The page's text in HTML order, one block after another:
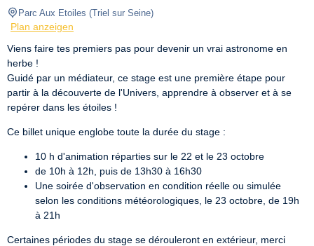
Parc Aux Etoiles (Triel sur Seine)
Plan anzeigen
Viens faire tes premiers pas pour devenir un vrai astronome en
herbe !
Guidé par un médiateur, ce stage est une première étape pour
partir à la découverte de l'Univers, apprendre à observer et à se
repérer dans les étoiles !
Ce billet unique englobe toute la durée du stage :
10 h d'animation réparties sur le 22 et le 23 octobre
de 10h à 12h, puis de 13h30 à 16h30
Une soirée d'observation en condition réelle ou simulée
selon les conditions météorologiques, le 23 octobre, de 19h
à 21h
Certaines périodes du stage se dérouleront en extérieur, merci